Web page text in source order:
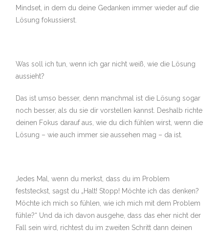
Mindset, in dem du deine Gedanken immer wieder auf die
Lösung fokussierst.
Was soll ich tun, wenn ich gar nicht weiß, wie die Lösung
aussieht?
Das ist umso besser, denn manchmal ist die Lösung sogar
noch besser, als du sie dir vorstellen kannst. Deshalb richte
deinen Fokus darauf aus, wie du dich fühlen wirst, wenn die
Lösung – wie auch immer sie aussehen mag – da ist.
Jedes Mal, wenn du merkst, dass du im Problem
feststeckst, sagst du „Halt! Stopp! Möchte ich das denken?
Möchte ich mich so fühlen, wie ich mich mit dem Problem
fühle?“ Und da ich davon ausgehe, dass das eher nicht der
Fall sein wird, richtest du im zweiten Schritt dann deinen